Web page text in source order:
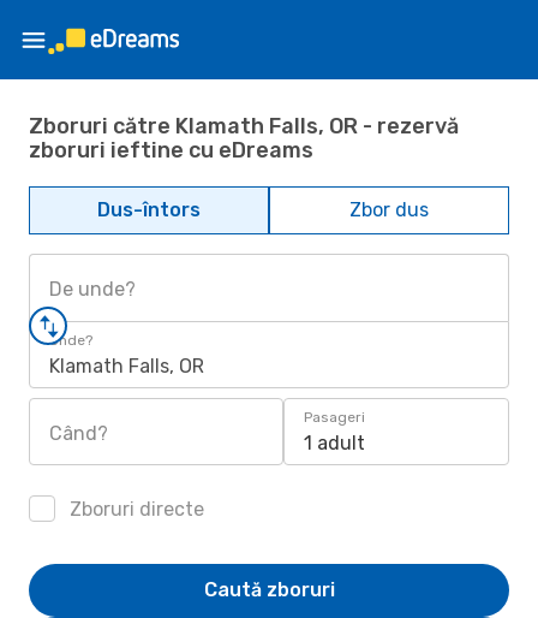
Zboruri către Klamath Falls, OR - rezervă
zboruri ieftine cu eDreams
Dus-întors Zbor dus
De unde?
Unde?
Klamath Falls, OR
Când?
Pasageri
1 adult
Zboruri directe
Caută zboruri